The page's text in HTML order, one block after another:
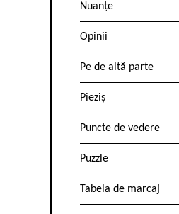
Nuanțe
Opinii
Pe de altă parte
Pieziș
Puncte de vedere
Puzzle
Tabela de marcaj